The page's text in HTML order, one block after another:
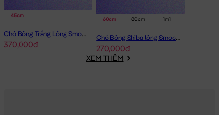
45cm
Chó Bông Trắng Lông Smooth Bobova
370,000đ
60cm 80cm 1m1
Chó Bông Shiba lông Smooth Gối Ôm Dài
270,000đ
XEM THÊM